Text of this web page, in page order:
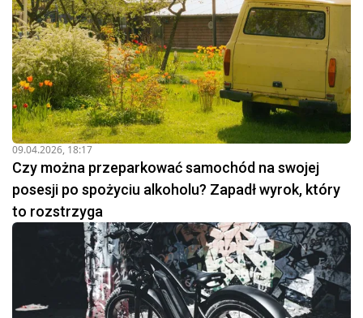
09.04.2026, 18:17
Czy można przeparkować samochód na swojej
posesji po spożyciu alkoholu? Zapadł wyrok, który
to rozstrzyga